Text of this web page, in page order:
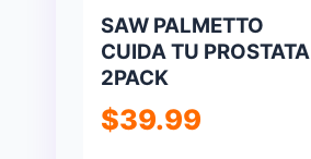
SAW PALMETTO
CUIDA TU PROSTATA
2PACK
$39.99